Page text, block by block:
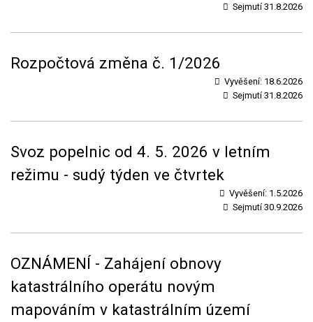
Sejmutí31.8.2026
Rozpočtová změna č. 1/2026
Vyvěšení: 18.6.2026
Sejmutí31.8.2026
Svoz popelnic od 4. 5. 2026 v letním
režimu - sudý týden ve čtvrtek
Vyvěšení: 1.5.2026
Sejmutí30.9.2026
OZNÁMENÍ - Zahájení obnovy
katastrálního operátu novým
mapováním v katastrálním území